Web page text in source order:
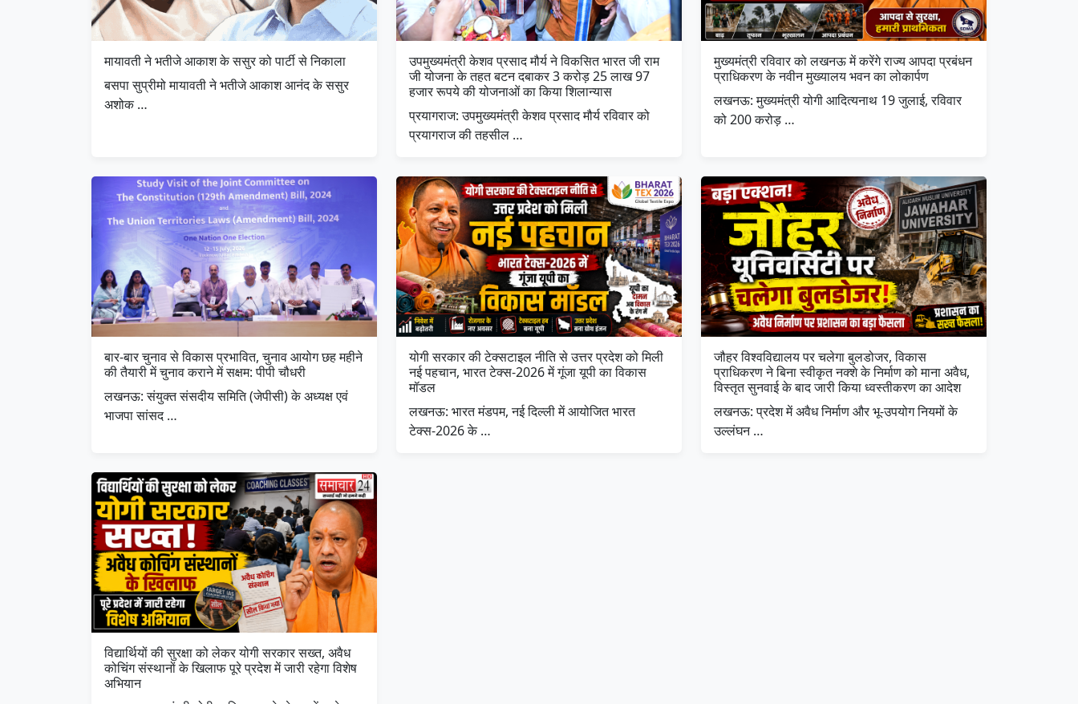
मायावती ने भतीजे आकाश के ससुर को पार्टी से निकाला
बसपा सुप्रीमो मायावती ने भतीजे आकाश आनंद के ससुर
अशोक …
उपमुख्यमंत्री केशव प्रसाद मौर्य ने विकसित भारत जी राम
जी योजना के तहत बटन दबाकर 3 करोड़ 25 लाख 97
हजार रूपये की योजनाओं का किया शिलान्यास
प्रयागराज: उपमुख्यमंत्री केशव प्रसाद मौर्य रविवार को
प्रयागराज की तहसील …
मुख्यमंत्री रविवार को लखनऊ में करेंगे राज्य आपदा प्रबंधन
प्राधिकरण के नवीन मुख्यालय भवन का लोकार्पण
लखनऊ: मुख्यमंत्री योगी आदित्यनाथ 19 जुलाई, रविवार
को 200 करोड़ …
बार-बार चुनाव से विकास प्रभावित, चुनाव आयोग छह महीने
की तैयारी में चुनाव कराने में सक्षम: पीपी चौधरी
लखनऊ: संयुक्त संसदीय समिति (जेपीसी) के अध्यक्ष एवं
भाजपा सांसद …
योगी सरकार की टेक्सटाइल नीति से उत्तर प्रदेश को मिली
नई पहचान, भारत टेक्स-2026 में गूंजा यूपी का विकास
मॉडल
लखनऊ: भारत मंडपम, नई दिल्ली में आयोजित भारत
टेक्स-2026 के …
जौहर विश्वविद्यालय पर चलेगा बुलडोजर, विकास
प्राधिकरण ने बिना स्वीकृत नक्शे के निर्माण को माना अवैध,
विस्तृत सुनवाई के बाद जारी किया ध्वस्तीकरण का आदेश
लखनऊ: प्रदेश में अवैध निर्माण और भू-उपयोग नियमों के
उल्लंघन …
विद्यार्थियों की सुरक्षा को लेकर योगी सरकार सख्त, अवैध
कोचिंग संस्थानों के खिलाफ पूरे प्रदेश में जारी रहेगा विशेष
अभियान